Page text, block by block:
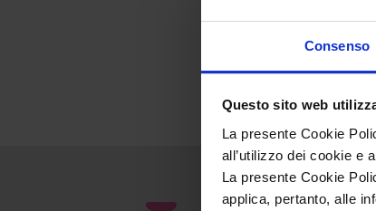
Consenso
Questo sito web
La presente Cookie
all’utilizzo dei cookie e
La presente Cookie
applica, pertanto, alle
Iscriviti alla newsletter